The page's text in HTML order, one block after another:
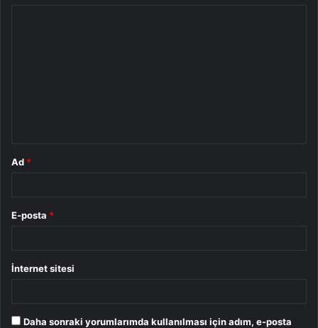
Ad *
E-posta *
İnternet sitesi
Daha sonraki yorumlarımda kullanılması için adım, e-posta